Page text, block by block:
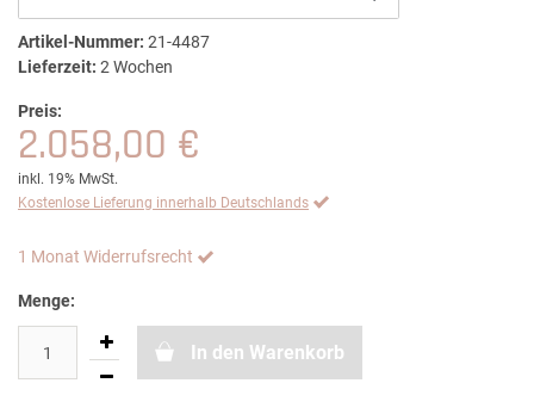
Artikel-Nummer: 21-4487
Lieferzeit: 2 Wochen
Preis:
2.058,00 €
inkl. 19% MwSt.
Kostenlose Lieferung innerhalb Deutschlands
1 Monat Widerrufsrecht
Menge:
In den Warenkorb